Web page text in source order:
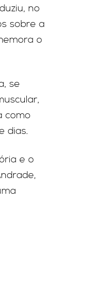
no
sobre a
o
se
como
dias.
e o